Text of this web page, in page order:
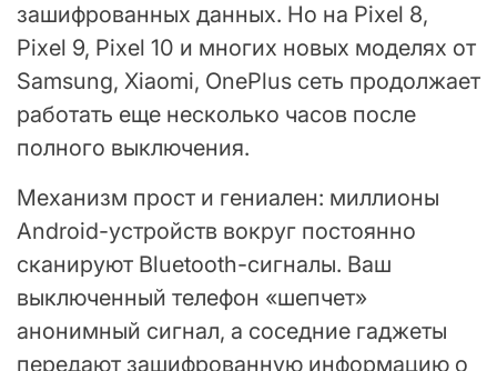
зашифрованных данных. Но на Pixel 8,
Pixel 9, Pixel 10 и многих новых моделях от
Samsung, Xiaomi, OnePlus сеть продолжает
работать еще несколько часов после
полного выключения.
Механизм прост и гениален: миллионы
Android-устройств вокруг постоянно
сканируют Bluetooth-сигналы. Ваш
выключенный телефон «шепчет»
анонимный сигнал, а соседние гаджеты
передают зашифрованную информацию о